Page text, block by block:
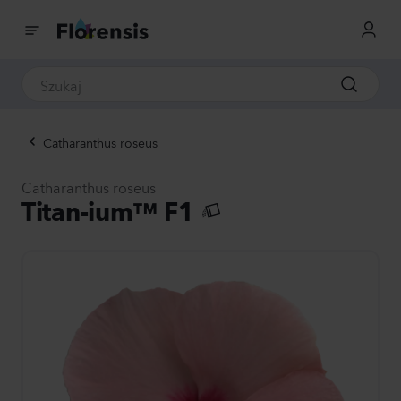
Catharanthus roseus
Catharanthus roseus
Titan-ium™ F1